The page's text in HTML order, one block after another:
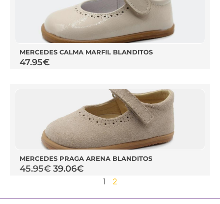
MERCEDES CALMA MARFIL BLANDITOS
47.95€
MERCEDES PRAGA ARENA BLANDITOS
45.95€ 39.06€
1 2